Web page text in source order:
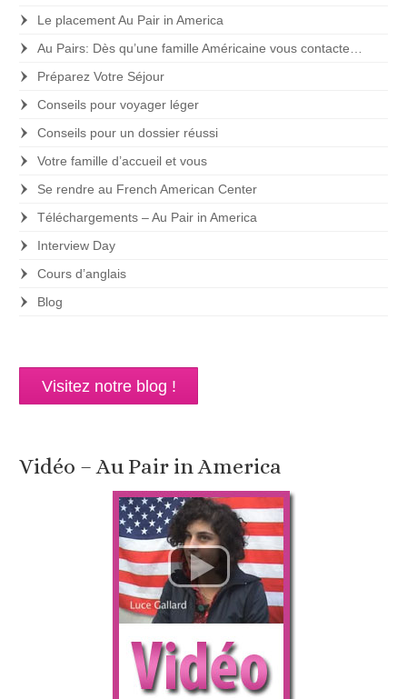
Le placement Au Pair in America
Au Pairs: Dès qu’une famille Américaine vous contacte…
Préparez Votre Séjour
Conseils pour voyager léger
Conseils pour un dossier réussi
Votre famille d’accueil et vous
Se rendre au French American Center
Téléchargements – Au Pair in America
Interview Day
Cours d’anglais
Blog
Visitez notre blog !
Vidéo – Au Pair in America